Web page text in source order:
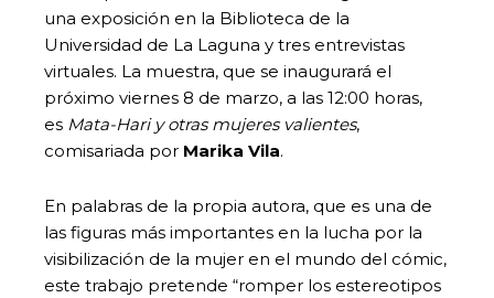
una exposición en la Biblioteca de la
Universidad de La Laguna y tres entrevistas
virtuales. La muestra, que se inaugurará el
próximo viernes 8 de marzo, a las 12:00 horas,
es Mata-Hari y otras mujeres valientes,
comisariada por Marika Vila.
En palabras de la propia autora, que es una de
las figuras más importantes en la lucha por la
visibilización de la mujer en el mundo del cómic,
este trabajo pretende “romper los estereotipos